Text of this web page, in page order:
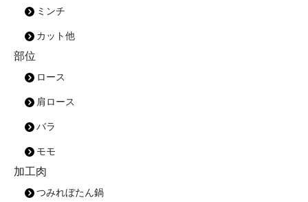
ミンチ
カット他
部位
ロース
肩ロース
バラ
モモ
加工肉
つみれぼたん鍋